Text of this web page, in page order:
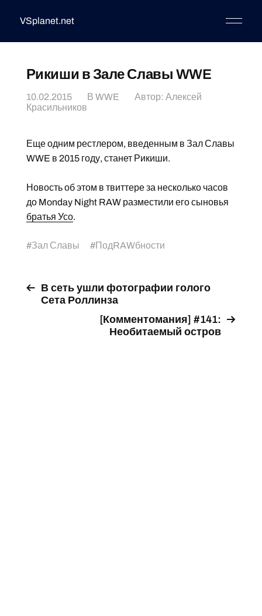
VSplanet.net
Рикиши в Зале Славы WWE
10.02.2015 В WWE Автор: Алексей
Красильников
Еще одним рестлером, введенным в Зал Славы
WWE в 2015 году, станет Рикиши.
Новость об этом в твиттере за несколько часов
до Monday Night RAW разместили его сыновья
братья Усо.
#Зал Славы #ПодRAWбности
В сеть ушли фотографии голого
Сета Роллинза
[Комментомания] #141:
Необитаемый остров